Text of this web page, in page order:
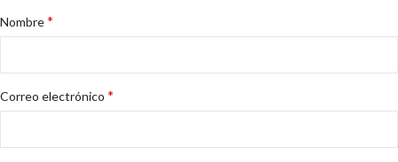
Nombre*
Correo electrónico *